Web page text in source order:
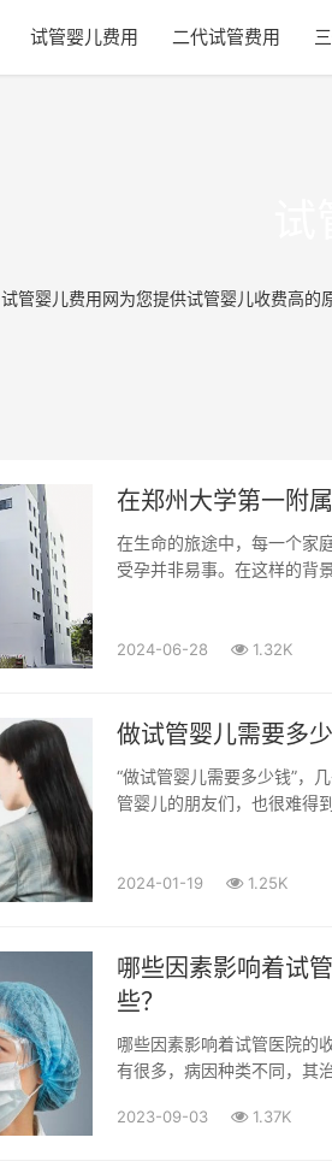
试管婴儿费用 二代试管费用
试管婴儿费用网为您提供试管婴儿收费高的
在郑州大学第一附
在生命的旅途中，每一个家
受孕并非易事。在这样的背
2024-06-28 1.32K
做试管婴儿需要多
“做试管婴儿需要多少钱”，
管婴儿的朋友们，也很难得
2024-01-19 1.25K
哪些因素影响着试
些？
哪些因素影响着试管医院的
有很多，病因种类不同，其
2023-09-03 1.37K